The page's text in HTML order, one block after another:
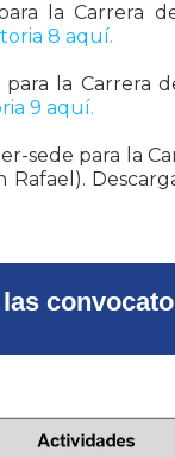
la Carrera
8 aquí.
la Carrera
9 aquí.
sede para la
Rafael).